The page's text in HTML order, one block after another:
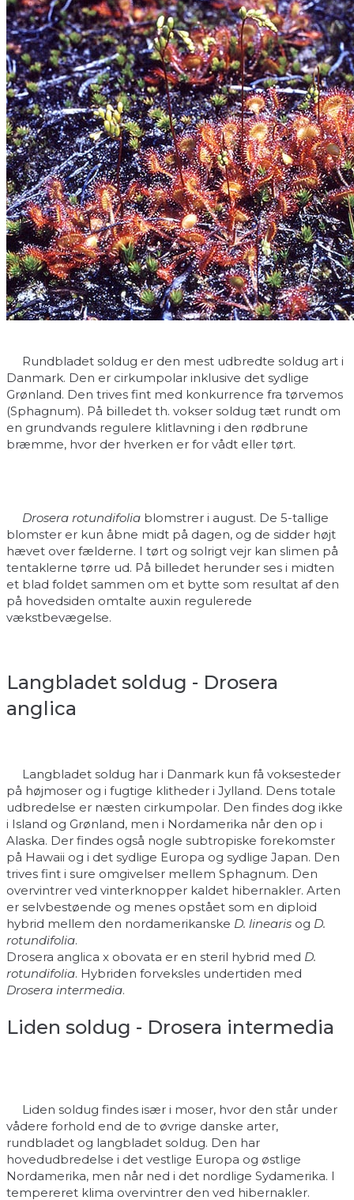
Rundbladet soldug er den mest udbredte soldug art i
Danmark. Den er cirkumpolar inklusive det sydlige
Grønland. Den trives fint med konkurrence fra tørvemos
(Sphagnum). På billedet th. vokser soldug tæt rundt om
en grundvands regulere klitlavning i den rødbrune
bræmme, hvor der hverken er for vådt eller tørt.
Drosera rotundifolia blomstrer i august. De 5-tallige
blomster er kun åbne midt på dagen, og de sidder højt
hævet over fælderne. I tørt og solrigt vejr kan slimen på
tentaklerne tørre ud. På billedet herunder ses i midten
et blad foldet sammen om et bytte som resultat af den
på hovedsiden omtalte auxin regulerede
vækstbevægelse.
Langbladet soldug - Drosera
anglica
Langbladet soldug har i Danmark kun få voksesteder
på højmoser og i fugtige klitheder i Jylland. Dens totale
udbredelse er næsten cirkumpolar. Den findes dog ikke
i Island og Grønland, men i Nordamerika når den op i
Alaska. Der findes også nogle subtropiske forekomster
på Hawaii og i det sydlige Europa og sydlige Japan. Den
trives fint i sure omgivelser mellem Sphagnum. Den
overvintrer ved vinterknopper kaldet hibernakler. Arten
er selvbestøende og menes opstået som en diploid
hybrid mellem den nordamerikanske D. linearis og D.
rotundifolia.
Drosera anglica x obovata er en steril hybrid med D.
rotundifolia. Hybriden forveksles undertiden med
Drosera intermedia.
Liden soldug - Drosera intermedia
Liden soldug findes især i moser, hvor den står under
vådere forhold end de to øvrige danske arter,
rundbladet og langbladet soldug. Den har
hovedudbredelse i det vestlige Europa og østlige
Nordamerika, men når ned i det nordlige Sydamerika. I
tempereret klima overvintrer den ved hibernakler.